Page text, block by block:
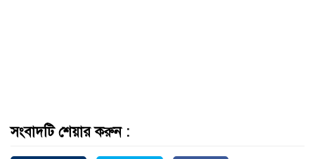
সংবাদটি শেয়ার করুন :